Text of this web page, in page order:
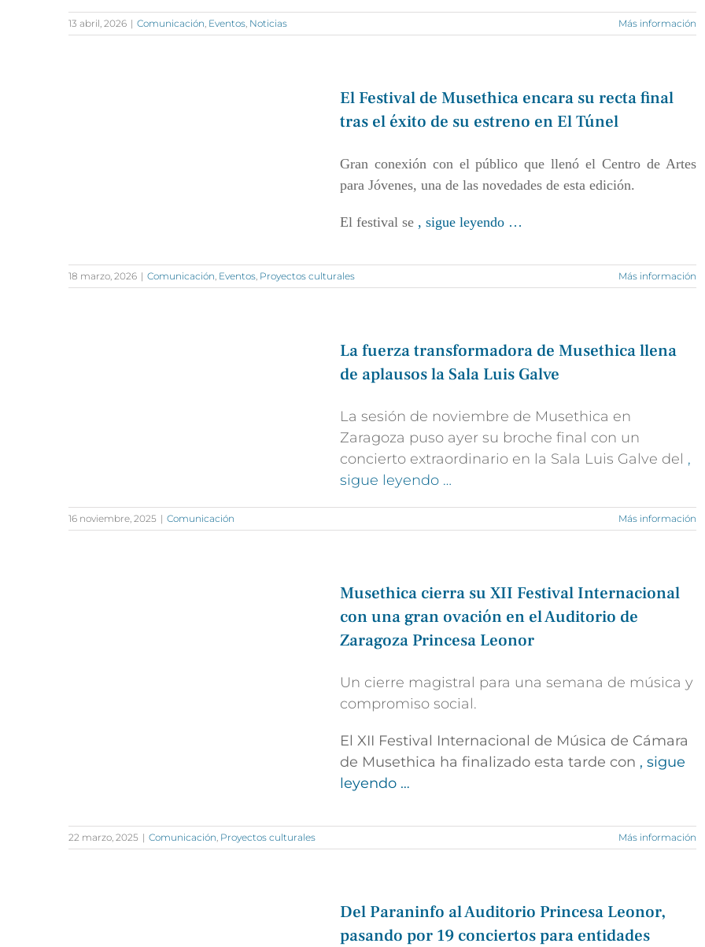
13 abril, 2026 | Comunicación, Eventos, Noticias Más información
El Festival de Musethica encara su recta final
tras el éxito de su estreno en El Túnel
Gran conexión con el público que llenó el Centro de Artes
para Jóvenes, una de las novedades de esta edición.
El festival se , sigue leyendo …
18 marzo, 2026 | Comunicación, Eventos, Proyectos culturales Más información
La fuerza transformadora de Musethica llena
de aplausos la Sala Luis Galve
La sesión de noviembre de Musethica en
Zaragoza puso ayer su broche final con un
concierto extraordinario en la Sala Luis Galve del ,
sigue leyendo …
16 noviembre, 2025 | Comunicación Más información
Musethica cierra su XII Festival Internacional
con una gran ovación en el Auditorio de
Zaragoza Princesa Leonor
Un cierre magistral para una semana de música y
compromiso social.
El XII Festival Internacional de Música de Cámara
de Musethica ha finalizado esta tarde con , sigue
leyendo …
22 marzo, 2025 | Comunicación, Proyectos culturales Más información
Del Paraninfo al Auditorio Princesa Leonor,
pasando por 19 conciertos para entidades